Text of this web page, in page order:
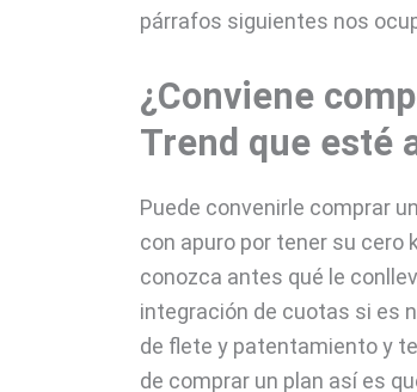
párrafos siguientes nos
¿Conviene
Trend que esté
Puede convenirle comprar
con apuro por tener su cero
conozca antes qué le
integración de cuotas si es
de flete y patentamiento y
de comprar un plan así es